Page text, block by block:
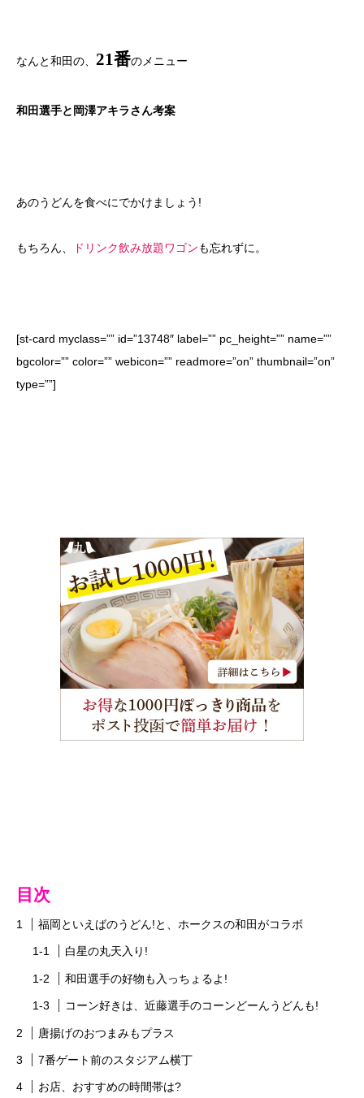
なんと和田の、 21番のメニュー
和田選手と岡澤アキラさん考案
あのうどんを食べにでかけましょう!
もちろん、 ドリンク飲み放題ワゴンも忘れずに。
[st-card myclass=”” id=”13748″ label=”” pc_height=”” name=””
bgcolor=”” color=”” webicon=”” readmore=”on” thumbnail=”on”
type=””]
目次
福岡といえばのうどん!と、ホークスの和田がコラボ
白星の丸天入り!
和田選手の好物も入っちょるよ!
コーン好きは、近藤選手のコーンどーんうどんも!
唐揚げのおつまみもプラス
7番ゲート前のスタジアム横丁
お店、おすすめの時間帯は?